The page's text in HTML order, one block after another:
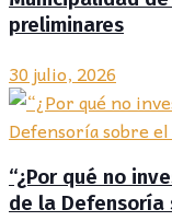
preliminares
30 julio, 2026
“¿Por qué no
de la